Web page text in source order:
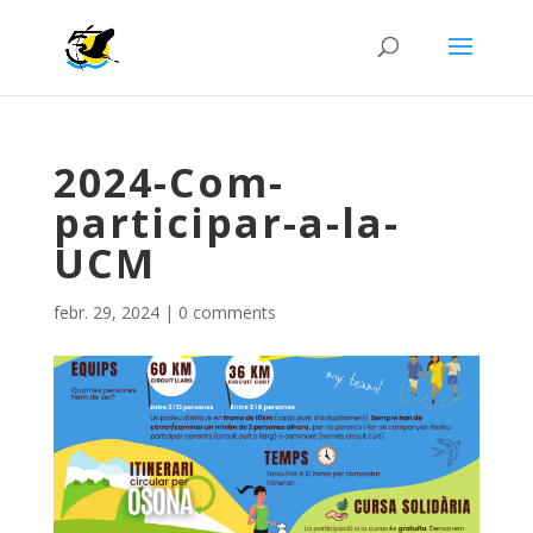
2024-Com-
participar-a-la-
UCM
febr. 29, 2024| 0 comments